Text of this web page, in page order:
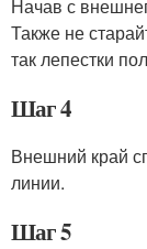
Начав с
Также не
так лепестки
Шаг 4
Внешний край
линии.
Шаг 5